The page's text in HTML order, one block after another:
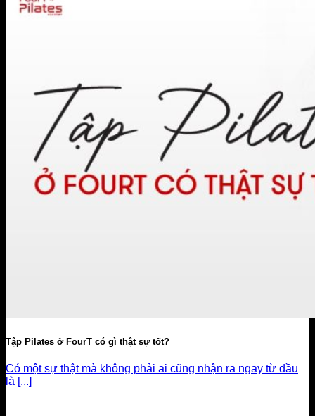
Tập Pilates ở FourT có gì thật sự tốt?
Có một sự thật mà không phải ai cũng nhận ra ngay từ đầu
là [...]